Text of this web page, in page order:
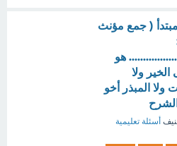
( جمع مؤنث
هو
الخير ولا
المبذر أخو
أسئلة تعليمية